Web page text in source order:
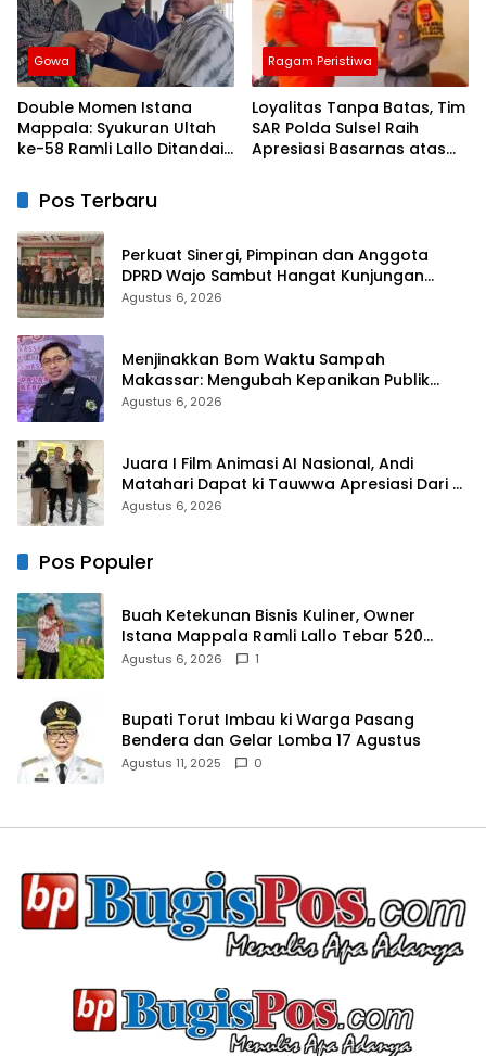
Gowa
Double Momen Istana
Mappala: Syukuran Ultah
ke-58 Ramli Lallo Ditandai
Ibadah
Ragam Peristiwa
Loyalitas Tanpa Batas, Tim
SAR Polda Sulsel Raih
Apresiasi Basarnas atas
Pos Terbaru
Perkuat Sinergi, Pimpinan dan Anggota
DPRD Wajo Sambut Hangat Kunjungan
Silaturahmi Kapolres Wajo yang Baru
Agustus 6, 2026
Menjinakkan Bom Waktu Sampah
Makassar: Mengubah Kepanikan Publik
Menjadi Revolusi Berbasis RT
Agustus 6, 2026
Juara I Film Animasi AI Nasional, Andi
Matahari Dapat ki Tauwwa Apresiasi Dari
Kapolres Bulukumba
Agustus 6, 2026
Pos Populer
Buah Ketekunan Bisnis Kuliner, Owner
Istana Mappala Ramli Lallo Tebar 520
Paket Sembako di Gowa
Agustus 6, 2026 1
Bupati Torut Imbau ki Warga Pasang
Bendera dan Gelar Lomba 17 Agustus
Agustus 11, 2025 0